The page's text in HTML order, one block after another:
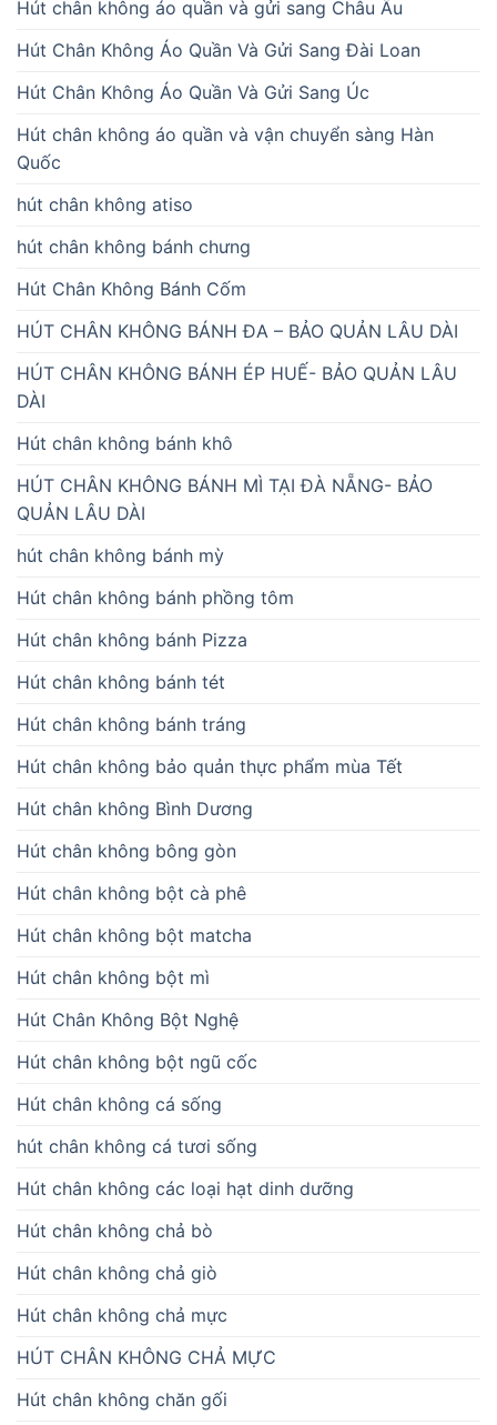
Hút chân không áo quần và gửi sang Châu Âu
Hút Chân Không Áo Quần Và Gửi Sang Đài Loan
Hút Chân Không Áo Quần Và Gửi Sang Úc
Hút chân không áo quần và vận chuyển sàng Hàn
Quốc
hút chân không atiso
hút chân không bánh chưng
Hút Chân Không Bánh Cốm
HÚT CHÂN KHÔNG BÁNH ĐA – BẢO QUẢN LÂU DÀI
HÚT CHÂN KHÔNG BÁNH ÉP HUẾ- BẢO QUẢN LÂU
DÀI
Hút chân không bánh khô
HÚT CHÂN KHÔNG BÁNH MÌ TẠI ĐÀ NẴNG- BẢO
QUẢN LÂU DÀI
hút chân không bánh mỳ
Hút chân không bánh phồng tôm
Hút chân không bánh Pizza
Hút chân không bánh tét
Hút chân không bánh tráng
Hút chân không bảo quản thực phẩm mùa Tết
Hút chân không Bình Dương
Hút chân không bông gòn
Hút chân không bột cà phê
Hút chân không bột matcha
Hút chân không bột mì
Hút Chân Không Bột Nghệ
Hút chân không bột ngũ cốc
Hút chân không cá sống
hút chân không cá tươi sống
Hút chân không các loại hạt dinh dưỡng
Hút chân không chả bò
Hút chân không chả giò
Hút chân không chả mực
HÚT CHÂN KHÔNG CHẢ MỰC
Hút chân không chăn gối